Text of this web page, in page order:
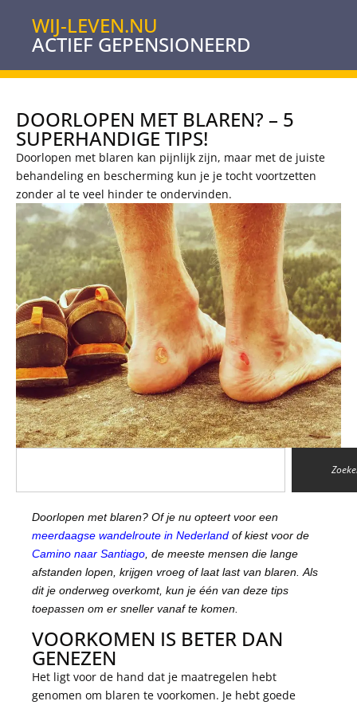
WIJ-LEVEN.NU
ACTIEF GEPENSIONEERD
DOORLOPEN MET BLAREN? – 5
SUPERHANDIGE TIPS!
Doorlopen met blaren kan pijnlijk zijn, maar met de juiste
behandeling en bescherming kun je je tocht voortzetten
zonder al te veel hinder te ondervinden.
Doorlopen met blaren? Of je nu opteert voor een
meerdaagse wandelroute in Nederland of kiest voor de
Camino naar Santiago , de meeste mensen die lange
afstanden lopen, krijgen vroeg of laat last van blaren. Als
dit je onderweg overkomt, kun je één van deze tips
toepassen om er sneller vanaf te komen.
VOORKOMEN IS BETER DAN
GENEZEN
Het ligt voor de hand dat je maatregelen hebt
genomen om blaren te voorkomen. Je hebt goede